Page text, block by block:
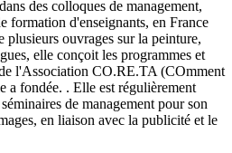
des colloques de management,
formation d'enseignants, en France
plusieurs ouvrages sur la peinture,
elle conçoit les programmes et
l'Association CO.RE.TA (COmment
a fondée. . Elle est régulièrement
de management pour son
en liaison avec la publicité et le